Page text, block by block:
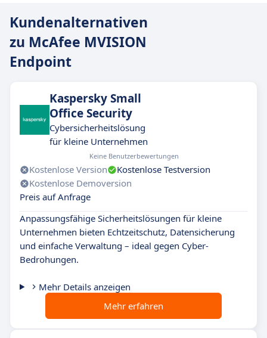
Kundenalternativen
zu McAfee MVISION
Endpoint
Kaspersky Small
Office Security
Cybersicherheitslösung
für kleine Unternehmen
Keine Benutzerbewertungen
Kostenlose Version
Kostenlose Testversion
Kostenlose Demoversion
Preis auf Anfrage
Anpassungsfähige Sicherheitslösungen für kleine
Unternehmen bieten Echtzeitschutz, Datensicherung
und einfache Verwaltung – ideal gegen Cyber-
Bedrohungen.
Mehr Details anzeigen
Mehr erfahren